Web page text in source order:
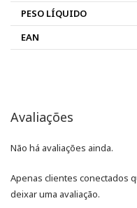
PESO LÍQUIDO
EAN
Avaliações
Não há avaliações ainda.
Apenas clientes conectados
deixar uma avaliação.